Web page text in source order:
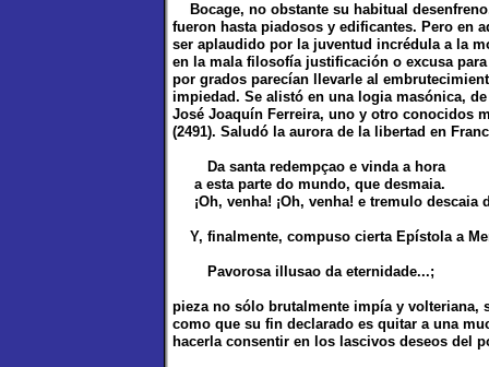
Bocage, no obstante su habitual
fueron hasta piadosos y edificantes. Pero en
ser aplaudido por la juventud incrédula a la
en la mala filosofía justificación o excusa
por grados parecían llevarle al
impiedad. Se alistó en una logia masónica,
José Joaquín Ferreira, uno y otro conocidos
(2491). Saludó la aurora de la libertad en
Da santa redempçao e vinda a hora
a esta parte do mundo, que desmaia.
¡Oh, venha! ¡Oh, venha! e tremulo descaia
Y, finalmente, compuso cierta Epístola a
Pavorosa illusao da eternidade...;
pieza no sólo brutalmente impía y volteriana,
como que su fin declarado es quitar a una
hacerla consentir en los lascivos deseos del